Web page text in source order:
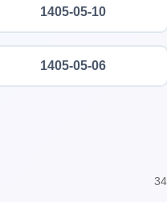
1405-05-10
1405-05-06